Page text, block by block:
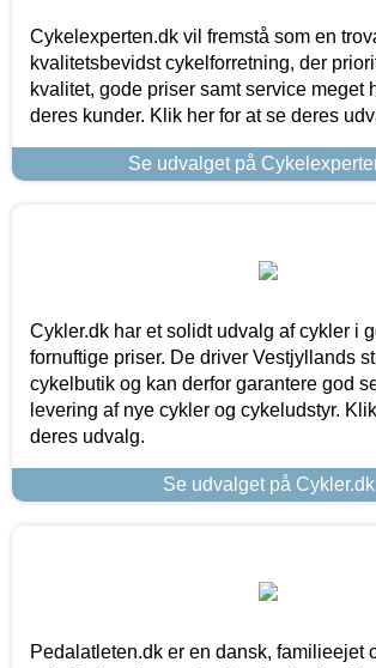
Cykelexperten.dk vil fremstå som en
kvalitetsbevidst cykelforretning, der
kvalitet, gode priser samt service meget
deres kunder. Klik her for at se deres
Se udvalget på
Cykler.dk har et solidt udvalg af cykler i
fornuftige priser. De driver Vestjyllands
cykelbutik og kan derfor garantere god
levering af nye cykler og cykeludstyr.
deres udvalg.
Se udvalget på Cykler.dk
Pedalatleten.dk er en dansk, familieejet